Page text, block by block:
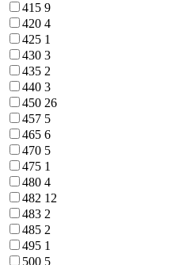
415 9
420 4
425 1
430 3
435 2
440 3
450 26
457 5
465 6
470 5
475 1
480 4
482 12
483 2
485 2
495 1
500 5